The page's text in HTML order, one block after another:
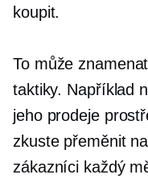
koupit.
To může
taktiky. Například
jeho prodeje
zkuste přeměnit
zákazníci každý